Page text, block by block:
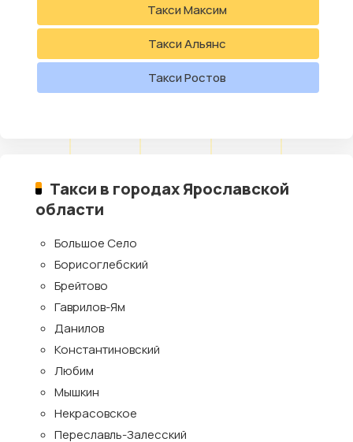
Такси Максим
Такси Альянс
Такси Ростов
Такси в городах Ярославской
области
Большое Село
Борисоглебский
Брейтово
Гаврилов-Ям
Данилов
Константиновский
Любим
Мышкин
Некрасовское
Переславль-Залесский